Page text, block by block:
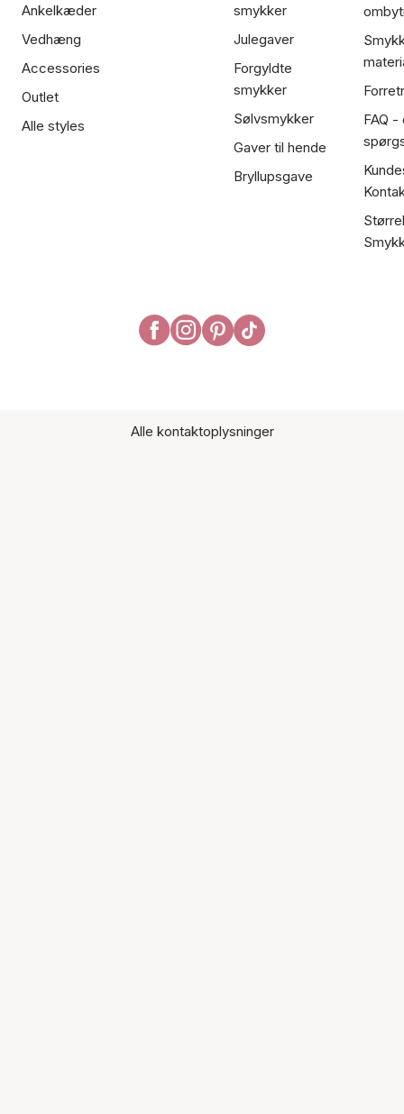
Ankelkæder
Vedhæng
Accessories
Outlet
Alle styles
smykker
Julegaver
Forgyldte
smykker
Sølvsmykker
Gaver til hende
Bryllupsgave
FAQ
Alle kontaktoplysninger